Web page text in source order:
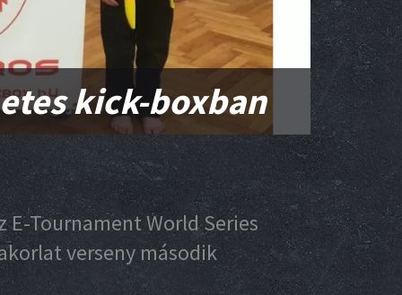
kick-boxban
Tournament World Series
verseny második